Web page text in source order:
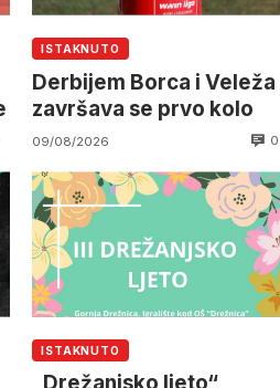
ISTAKNUTO
Derbijem Borca i Veleža
završava se prvo kolo
09/08/2026 0
ISTAKNUTO